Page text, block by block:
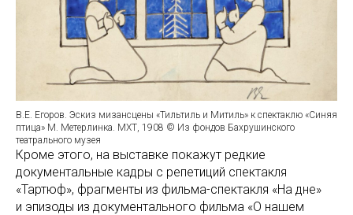
В.Е. Егоров. Эскиз мизансцены «Тильтиль и Митиль» к спектаклю «Синяя
птица» М. Метерлинка. МХТ, 1908 © Из фондов Бахрушинского
театрального музея
Кроме этого, на выставке покажут редкие
документальные кадры с репетиций спектакля
«Тартюф», фрагменты из фильма-спектакля «На дне»
и эпизоды из документального фильма «О нашем